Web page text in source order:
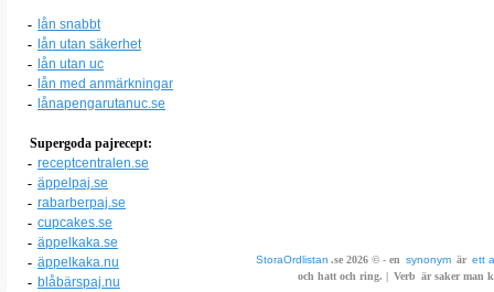
- lån snabbt
- lån utan säkerhet
- lån utan uc
- lån med anmärkningar
- lånapengarutanuc.se
Supergoda pajrecept:
- receptcentralen.se
- äppelpaj.se
- rabarberpaj.se
- cupcakes.se
- äppelkaka.se
- äppelkaka.nu
- blåbärspaj.nu
StoraOrdlistan .se 2026 © - en synonym är ett
och hatt och ring. | Verb är saker man